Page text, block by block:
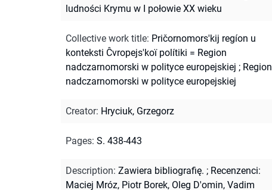
ludności Krymu w I połowie XX wieku
Collective work title: Pričornomors'kij regíon u
konteksti Ĉvropejs'koï polítiki = Region
nadczarnomorski w polityce europejskiej ; Region
nadczarnomorski w polityce europejskiej
Creator: Hryciuk, Grzegorz
Pages: S. 438-443
Description: Zawiera bibliografię. ; Recenzenci:
Maciej Mróz, Piotr Borek, Oleg D'omin, Vadim